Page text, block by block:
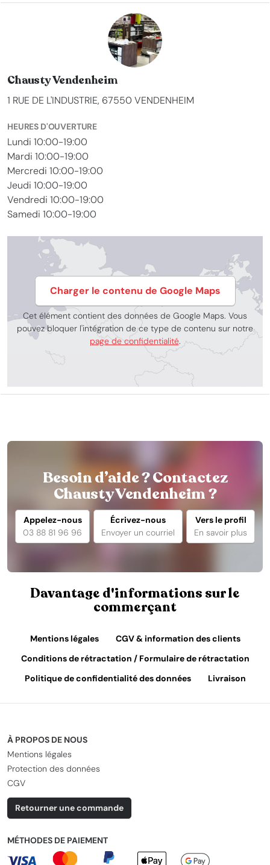
Chausty Vendenheim
1 RUE DE L'INDUSTRIE, 67550 VENDENHEIM
HEURES D'OUVERTURE
Lundi 10:00-19:00
Mardi 10:00-19:00
Mercredi 10:00-19:00
Jeudi 10:00-19:00
Vendredi 10:00-19:00
Samedi 10:00-19:00
Charger le contenu de Google Maps
Cet élément contient des données de Google Maps. Vous
pouvez bloquer l'intégration de ce type de contenu sur notre
page de confidentialité.
Besoin d’aide ? Contactez
Chausty Vendenheim ?
Appelez-nous
03 88 81 96 96
Écrivez-nous
Envoyer un courriel
Vers le profil
En savoir plus
Davantage d'informations sur le
commerçant
Mentions légales
CGV & information des clients
Conditions de rétractation / Formulaire de rétractation
Politique de confidentialité des données
Livraison
À PROPOS DE NOUS
Mentions légales
Protection des données
CGV
Retourner une commande
MÉTHODES DE PAIEMENT